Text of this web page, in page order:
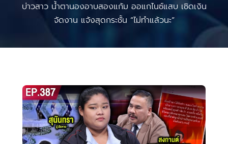
บ่าวสาว น้ำตานองอาบสองแก้ม ออแกไนซ์แสบ เชิดเงิน
จัดงาน แจ้งสุดกระชั้น “ไม่ทำแล้วนะ”